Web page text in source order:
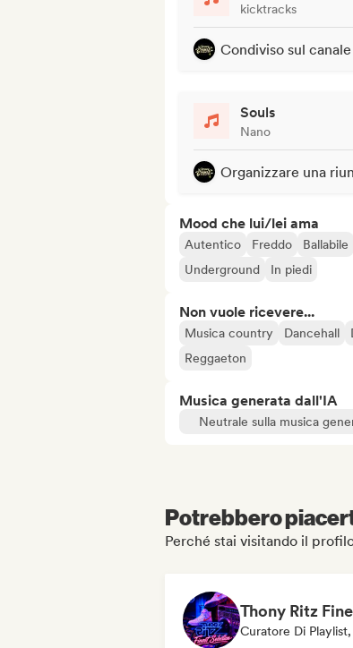
kicktracks
Condiviso sul canale
Souls
Nano
Organizzare una
Mood che lui/lei ama
Autentico Freddo Ballabile
Underground
In piedi
Non vuole ricevere...
Musica country Dancehall
Reggaeton
Musica generata dall'IA
Neutrale sulla musica
Potrebbero
Perché stai visitando il